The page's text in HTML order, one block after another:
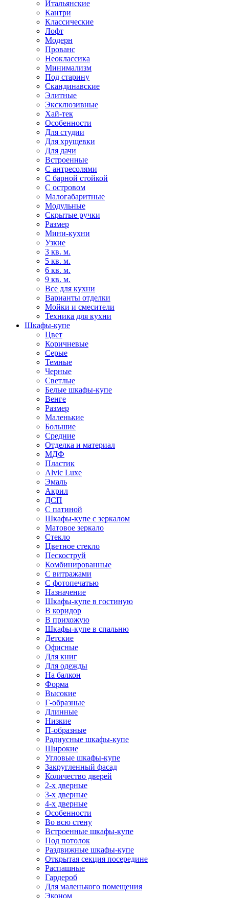
Итальянские
Кантри
Классические
Лофт
Модерн
Прованс
Неоклассика
Минимализм
Под старину
Скандинавские
Элитные
Эксклюзивные
Хай-тек
Особенности
Для студии
Для хрущевки
Для дачи
Встроенные
С антресолями
С барной стойкой
С островом
Малогабаритные
Модульные
Скрытые ручки
Размер
Мини-кухни
Узкие
3 кв. м.
5 кв. м.
6 кв. м.
9 кв. м.
Все для кухни
Варианты отделки
Мойки и смесители
Техника для кухни
Шкафы-купе
Цвет
Коричневые
Серые
Темные
Черные
Светлые
Белые шкафы-купе
Венге
Размер
Маленькие
Большие
Средние
Отделка и материал
МДФ
Пластик
Alvic Luxe
Эмаль
Акрил
ДСП
С патиной
Шкафы-купе с зеркалом
Матовое зеркало
Стекло
Цветное стекло
Пескоструй
Комбинированные
С витражами
С фотопечатью
Назначение
Шкафы-купе в гостиную
В коридор
В прихожую
Шкафы-купе в спальню
Детские
Офисные
Для книг
Для одежды
На балкон
Форма
Высокие
Г-образные
Длинные
Низкие
П-образные
Радиусные шкафы-купе
Широкие
Угловые шкафы-купе
Закругленный фасад
Количество дверей
2-х дверные
3-х дверные
4-х дверные
Особенности
Во всю стену
Встроенные шкафы-купе
Под потолок
Раздвижные шкафы-купе
Открытая секция посередине
Распашные
Гардероб
Для маленького помещения
Эконом